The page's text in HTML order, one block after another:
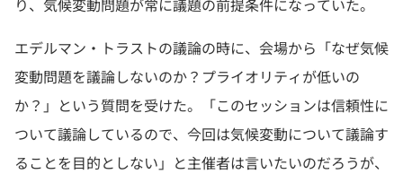
り、気候変動問題が常に議題の前提条件になっていた。
エデルマン・トラストの議論の時に、会場から「なぜ気候
変動問題を議論しないのか？プライオリティが低いの
か？」という質問を受けた。「このセッションは信頼性に
ついて議論しているので、今回は気候変動について議論す
ることを目的としない」と主催者は言いたいのだろうが、